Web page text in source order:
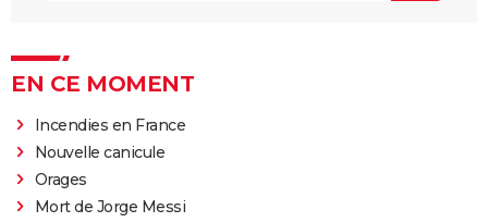
EN CE MOMENT
Incendies en France
Nouvelle canicule
Orages
Mort de Jorge Messi